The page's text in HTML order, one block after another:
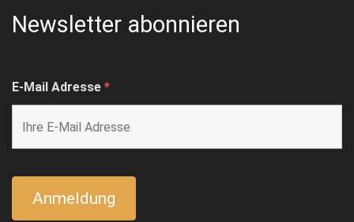
Newsletter abonnieren
E-Mail Adresse *